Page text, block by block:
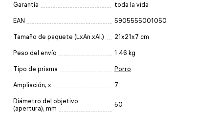
Garantía toda la vida
EAN 5905555001050
Tamaño de paquete (LxAn.xAl.) 21x21x7 cm
Peso del envío 1.46 kg
Tipo de prisma Porro
Ampliación, x 7
Diámetro del objetivo
(apertura), mm
50